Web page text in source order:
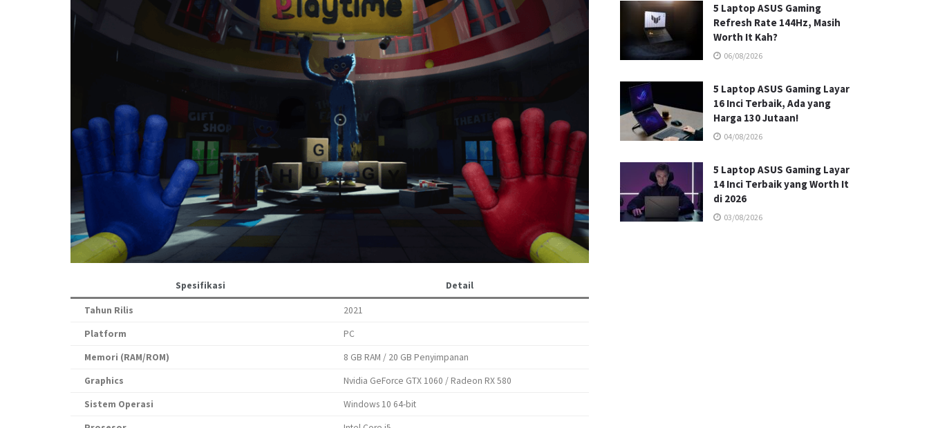
Spesifikasi Detail
Tahun Rilis
2021
Platform
PC
Memori (RAM/ROM)
8 GB RAM / 20 GB Penyimpanan
Graphics
Nvidia GeForce GTX 1060 / Radeon RX 580
Sistem Operasi
Windows 10 64-bit
5 Laptop ASUS Gaming
Refresh Rate 144Hz, Masih
Worth It Kah?
06/08/2026
5 Laptop ASUS Gaming Layar
16 Inci Terbaik, Ada yang
Harga 130 Jutaan!
04/08/2026
5 Laptop ASUS Gaming Layar
14 Inci Terbaik yang Worth It
di 2026
03/08/2026